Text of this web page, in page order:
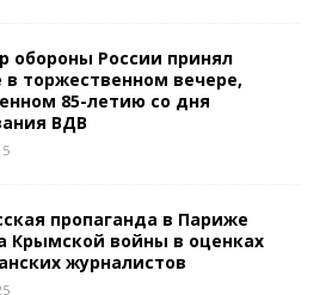
обороны России принял
в торжественном вечере,
85-летию со дня
ВДВ
пропаганда в Париже
Крымской войны в оценках
журналистов